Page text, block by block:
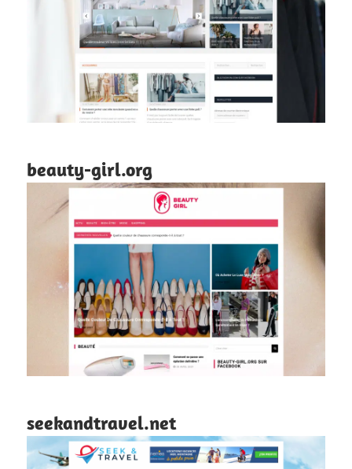
beauty-girl.org
seekandtravel.net